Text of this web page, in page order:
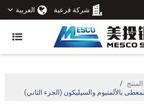
شركة فرعية العربية
/
بالألمنيوم والسيليكون (الجزء الثاني)